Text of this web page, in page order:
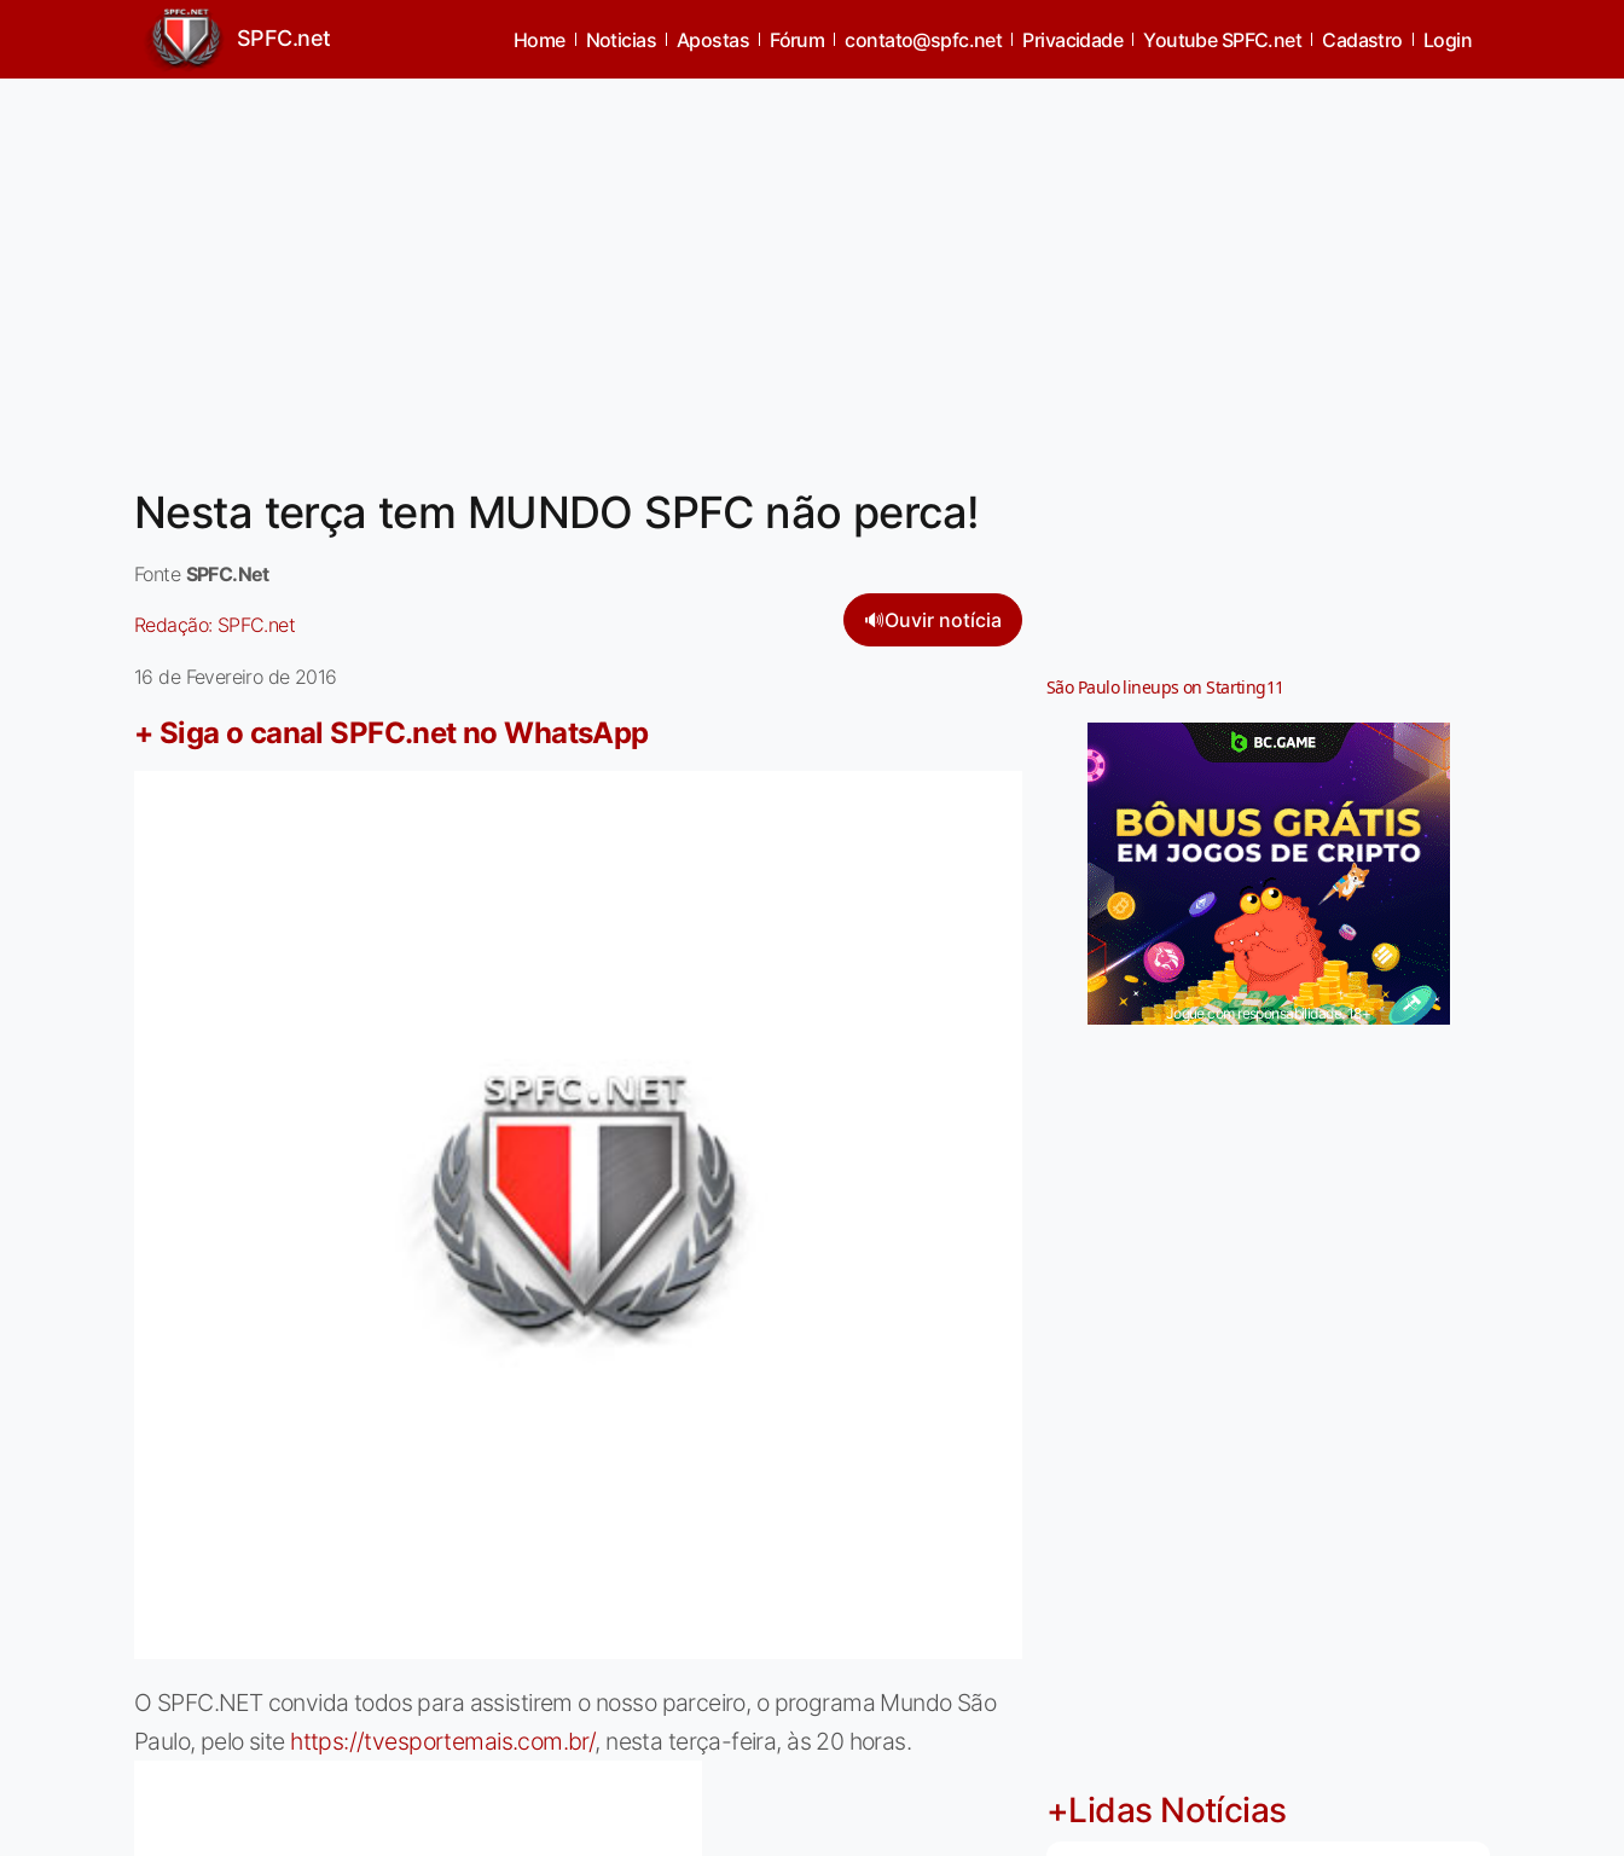
SPFC.net Home Noticias Apostas Fórum contato@spfc.net Privacidade Youtube SPFC.net Cadastro Login
Nesta terça tem MUNDO SPFC não perca!
Fonte SPFC.Net
Redação: SPFC.net 🔊Ouvir notícia
16 de Fevereiro de 2016
+ Siga o canal SPFC.net no WhatsApp
O SPFC.NET convida todos para assistirem o nosso parceiro, o programa Mundo São
Paulo, pelo site https://tvesportemais.com.br/, nesta terça-feira, às 20 horas.
São Paulo lineups on Starting11
Jogue com responsabilidade. 18+
+Lidas Notícias